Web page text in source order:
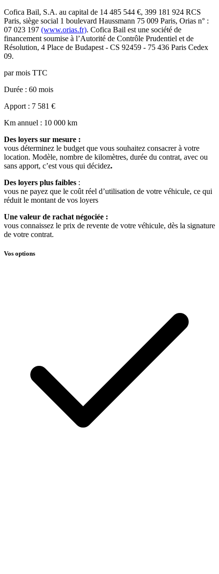
Cofica Bail, S.A. au capital de 14 485 544 €, 399 181 924 RCS
Paris, siège social 1 boulevard Haussmann 75 009 Paris, Orias n° :
07 023 197 (www.orias.fr). Cofica Bail est une société de
financement soumise à l’Autorité de Contrôle Prudentiel et de
Résolution, 4 Place de Budapest - CS 92459 - 75 436 Paris Cedex
09.
par mois TTC
Durée : 60 mois
Apport : 7 581 €
Km annuel : 10 000 km
Des loyers sur mesure :
vous déterminez le budget que vous souhaitez consacrer à votre
location. Modèle, nombre de kilomètres, durée du contrat, avec ou
sans apport, c’est vous qui décidez.
Des loyers plus faibles :
vous ne payez que le coût réel d’utilisation de votre véhicule, ce qui
réduit le montant de vos loyers
Une valeur de rachat négociée :
vous connaissez le prix de revente de votre véhicule, dès la signature
de votre contrat.
Vos options